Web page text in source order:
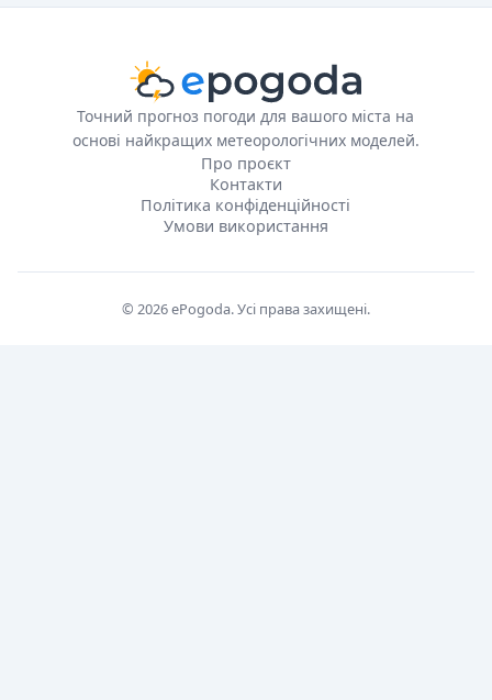
Точний прогноз погоди для вашого міста на
основі найкращих метеорологічних моделей.
Про проєкт
Контакти
Політика конфіденційності
Умови використання
© 2026 ePogoda. Усі права захищені.